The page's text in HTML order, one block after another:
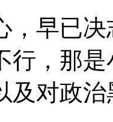
，早已
行，那
及对政